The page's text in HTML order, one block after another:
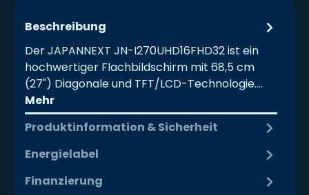
Beschreibung
Der JAPANNEXT JN-I270UHD16FHD32 ist ein
hochwertiger Flachbildschirm mit 68,5 cm
(27") Diagonale und TFT/LCD-Technologie.…
Mehr
Produktinformation & Sicherheit
Energielabel
Finanzierung